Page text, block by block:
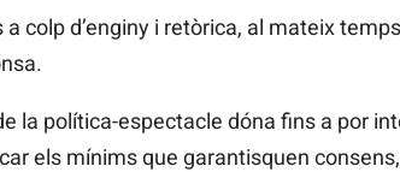
colp d’enginy i retòrica, al mateix
la política-espectacle dóna fins a por
els mínims que garantisquen